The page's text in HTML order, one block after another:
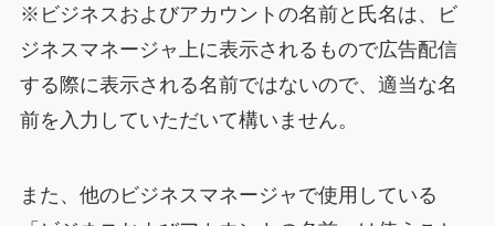
※ビジネスおよびアカウントの名前と氏名は、ビ
ジネスマネージャ上に表示されるもので広告配信
する際に表示される名前ではないので、適当な名
前を入力していただいて構いません。
また、他のビジネスマネージャで使用している